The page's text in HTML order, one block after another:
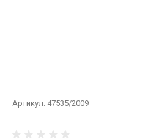
Артикул: 47535/2009